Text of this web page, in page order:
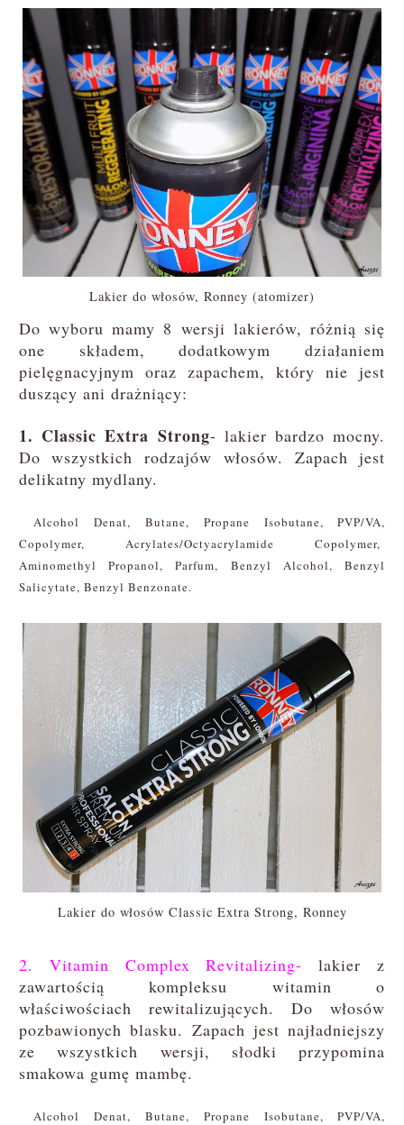
Lakier do włosów, Ronney (atomizer)
Do wyboru mamy 8 wersji lakierów, różnią się
one składem, dodatkowym działaniem
pielęgnacyjnym oraz zapachem, który nie jest
duszący ani drażniący:
1. Classic Extra Strong- lakier bardzo mocny.
Do wszystkich rodzajów włosów. Zapach jest
delikatny mydlany.
Alcohol Denat, Butane, Propane Isobutane, PVP/VA,
Copolymer, Acrylates/Octyacrylamide Copolymer,
Aminomethyl Propanol, Parfum, Benzyl Alcohol, Benzyl
Salicytate, Benzyl Benzonate.
Lakier do włosów Classic Extra Strong, Ronney
2. Vitamin Complex Revitalizing- lakier z
zawartością kompleksu witamin o
właściwościach rewitalizujących. Do włosów
pozbawionych blasku. Zapach jest najładniejszy
ze wszystkich wersji, słodki przypomina
smakowa gumę mambę.
Alcohol Denat, Butane, Propane Isobutane, PVP/VA,